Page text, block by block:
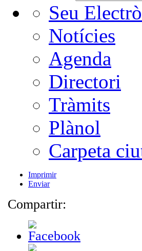
Seu
Notícies
Agenda
Directori
Tràmits
Plànol
Carpeta
Imprimir
Enviar
Compartir: